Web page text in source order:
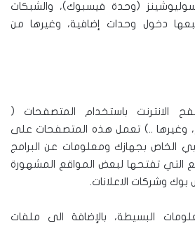
سوليوشينز (وحدة فيسبوك)، والشبكات
دخول وحدات إضافية، وغيرها من
الانترنت باستخدام المتصفحات (
وغيرها ..) تعمل هذه المتصفحات على
بي الخاص بجهازك ومعلومات عن البرامج
التي تفتحها لبعض المواقع المشهورة
بوك وشركات الاعلانات.
البسيطة، بالإضافة الى ملفات